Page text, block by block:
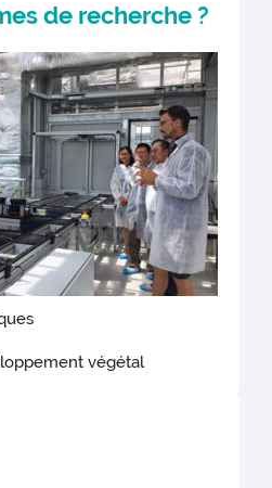
de recherche ?
végétal